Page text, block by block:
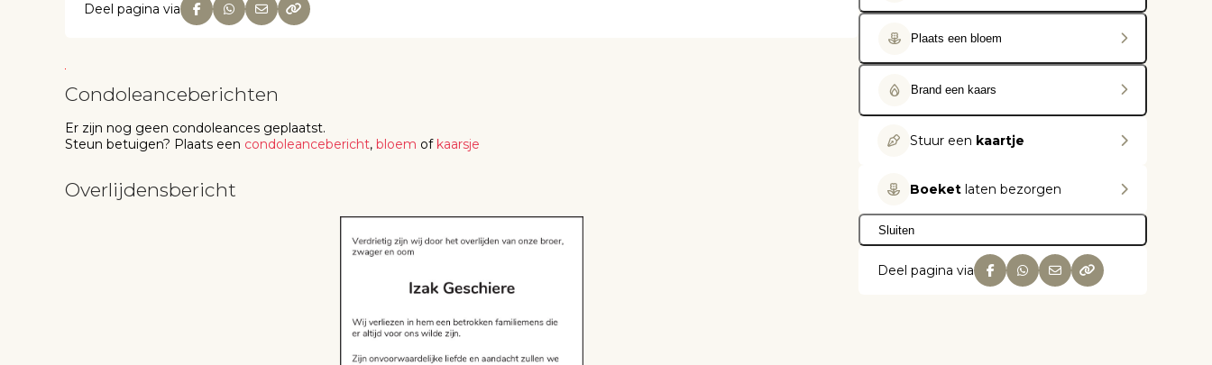
Deel pagina via
Condoleanceberichten
Er zijn nog geen condoleances geplaatst.
Steun betuigen? Plaats een condoleancebericht, bloem of kaarsje
Overlijdensbericht
Plaats een bloem
Brand een kaars
Stuur een kaartje
Boeket laten bezorgen
Sluiten
Deel pagina via